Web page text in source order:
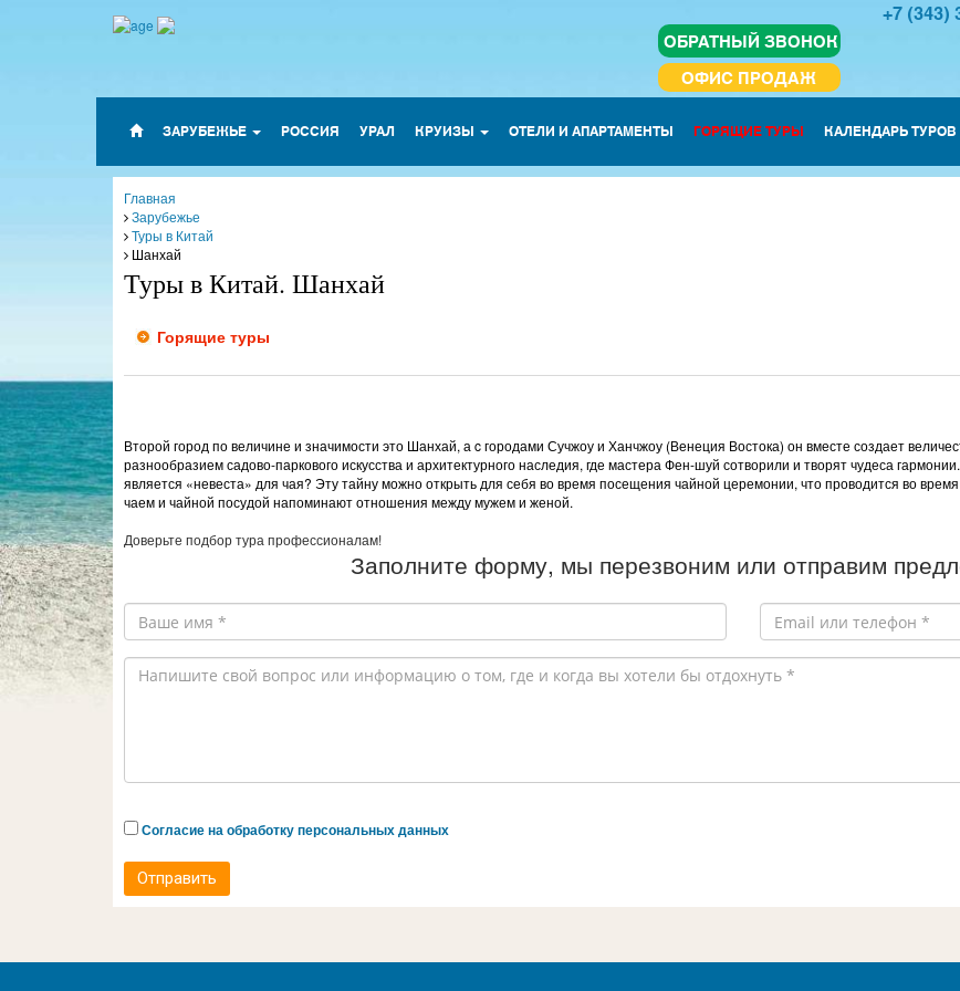
ОБРАТНЫЙ ЗВОНОК
ОФИС ПРОДАЖ
+7 (343)
ЗАРУБЕЖЬЕ РОССИЯ УРАЛ КРУИЗЫ ОТЕЛИ И АПАРТАМЕНТЫ ГОРЯЩИЕ ТУРЫ КАЛЕНДАРЬ ТУРОВ
Главная
Зарубежье
Туры в Китай
Шанхай
Туры в Китай. Шанхай
Горящие туры
Второй город по величине и значимости это Шанхай, а c городами Сучжоу и Ханчжоу (Венеция Востока) он вместе создает
разнообразием садово-паркового искусства и архитектурного наследия, где мастера Фен-шуй сотворили и творят чудеса
является «невеста» для чая? Эту тайну можно открыть для себя во время посещения чайной церемонии, что проводится во
чаем и чайной посудой напоминают отношения между мужем и женой.
Доверьте подбор тура профессионалам!
Заполните форму, мы перезвоним или отправим
Согласие на обработку персональных данных
Отправить